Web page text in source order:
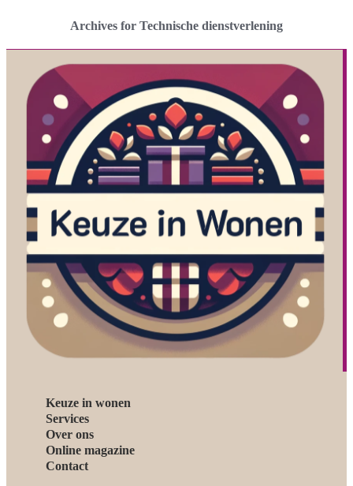
Archives for Technische dienstverlening
Keuze in wonen
Services
Over ons
Online magazine
Contact